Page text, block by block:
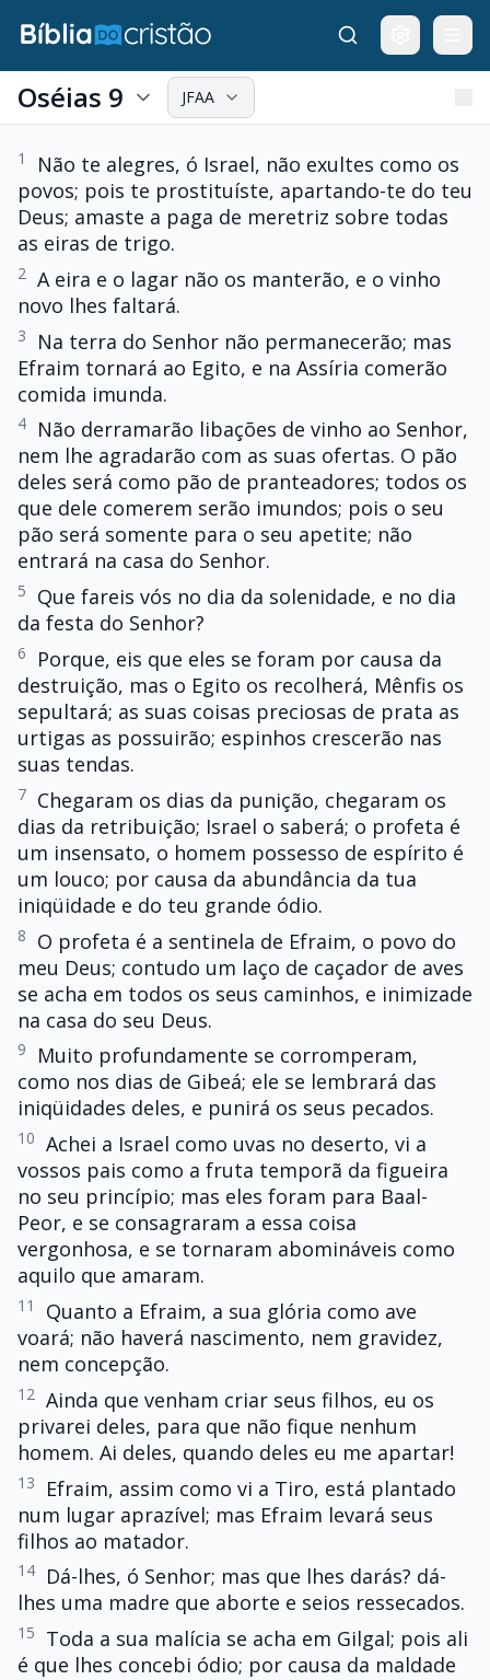
Oséias 9 JFAA
1
Não te alegres, ó Israel, não exultes como os
povos; pois te prostituíste, apartando-te do teu
Deus; amaste a paga de meretriz sobre todas
as eiras de trigo.
2 A eira e o lagar não os manterão, e o vinho
novo lhes faltará.
3
Na terra do Senhor não permanecerão; mas
Efraim tornará ao Egito, e na Assíria comerão
comida imunda.
4
Não derramarão libações de vinho ao Senhor,
nem lhe agradarão com as suas ofertas. O pão
deles será como pão de pranteadores; todos os
que dele comerem serão imundos; pois o seu
pão será somente para o seu apetite; não
entrará na casa do Senhor.
5
Que fareis vós no dia da solenidade, e no dia
da festa do Senhor?
6
Porque, eis que eles se foram por causa da
destruição, mas o Egito os recolherá, Mênfis os
sepultará; as suas coisas preciosas de prata as
urtigas as possuirão; espinhos crescerão nas
suas tendas.
7 Chegaram os dias da punição, chegaram os
dias da retribuição; Israel o saberá; o profeta é
um insensato, o homem possesso de espírito é
um louco; por causa da abundância da tua
iniqüidade e do teu grande ódio.
8
O profeta é a sentinela de Efraim, o povo do
meu Deus; contudo um laço de caçador de aves
se acha em todos os seus caminhos, e inimizade
na casa do seu Deus.
9
Muito profundamente se corromperam,
como nos dias de Gibeá; ele se lembrará das
iniqüidades deles, e punirá os seus pecados.
10 Achei a Israel como uvas no deserto, vi a
vossos pais como a fruta temporã da figueira
no seu princípio; mas eles foram para Baal-
Peor, e se consagraram a essa coisa
vergonhosa, e se tornaram abomináveis como
aquilo que amaram.
11
Quanto a Efraim, a sua glória como ave
voará; não haverá nascimento, nem gravidez,
nem concepção.
12 Ainda que venham criar seus filhos, eu os
privarei deles, para que não fique nenhum
homem. Ai deles, quando deles eu me apartar!
13
Efraim, assim como vi a Tiro, está plantado
num lugar aprazível; mas Efraim levará seus
filhos ao matador.
14
Dá-lhes, ó Senhor; mas que lhes darás? dá-
lhes uma madre que aborte e seios ressecados.
15
Toda a sua malícia se acha em Gilgal; pois ali
é que lhes concebi ódio; por causa da maldade